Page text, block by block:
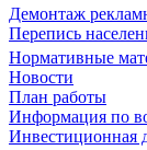
Демонтаж
Перепись
Нормативные
Новости
План работы
Информация по
Инвестиционная